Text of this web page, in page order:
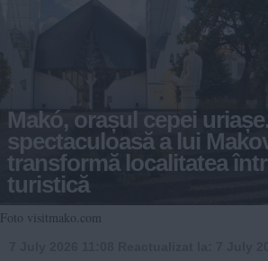
Makó, orașul cepei
spectaculoasă a lui
transformă localitatea
turistică
Foto visitmako.com